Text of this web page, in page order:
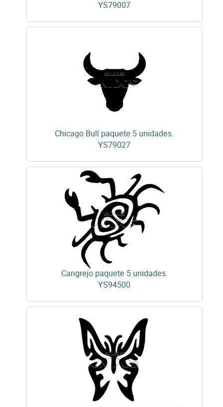
YS79007
Chicago Bull paquete 5 unidades.
YS79027
Cangrejo paquete 5 unidades.
YS94500